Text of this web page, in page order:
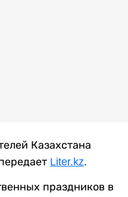
Казахстана
Liter.kz.
праздников в